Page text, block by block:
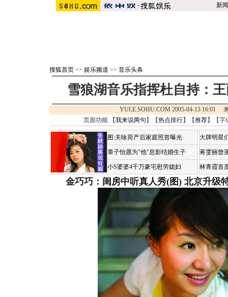
新闻
搜狐首页 >> 娱乐频道 >> 音乐头条
雪狼湖音乐指挥杜自持：
YULE.SOHU.COM 2005-04-13 16:01
页面功能 【我来说两句 】【热点排行】【推荐】【字
图:关咏荷产后家庭照首曝光
章子怡愿为"他"息影结婚生子
小S婆婆4千万豪宅慰劳媳妇
大牌明星
蒋雯丽曾
林青霞首
金巧巧：闺房中听真人秀(图) 北京升级